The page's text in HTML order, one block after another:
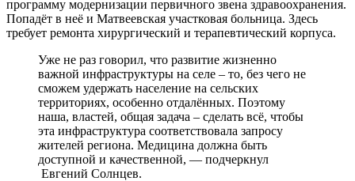
программу модернизации первичного звена здравоохранения.
Попадёт в неё и Матвеевская участковая больница. Здесь
требует ремонта хирургический и терапевтический корпуса.
Уже не раз говорил, что развитие жизненно
важной инфраструктуры на селе – то, без чего не
сможем удержать население на сельских
территориях, особенно отдалённых. Поэтому
наша, властей, общая задача – сделать всё, чтобы
эта инфраструктура соответствовала запросу
жителей региона. Медицина должна быть
доступной и качественной, — подчеркнул
Евгений Солнцев.